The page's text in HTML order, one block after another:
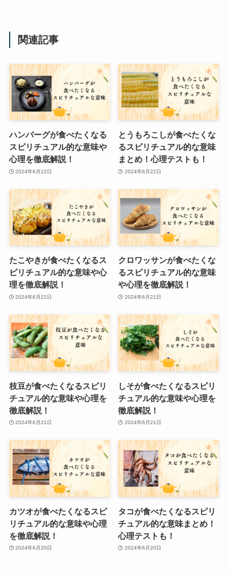
関連記事
ハンバーグが食べたくなる
スピリチュアル的な意味や
心理を徹底解説！
2024年6月22日
とうもろこしが食べたくな
るスピリチュアル的な意味
まとめ！心理テストも！
2024年6月22日
たこやきが食べたくなるス
ピリチュアル的な意味や心
理を徹底解説！
2024年6月22日
クロワッサンが食べたくな
るスピリチュアル的な意味
や心理を徹底解説！
2024年6月21日
枝豆が食べたくなるスピリ
チュアル的な意味や心理を
徹底解説！
2024年6月21日
しそが食べたくなるスピリ
チュアル的な意味や心理を
徹底解説！
2024年6月21日
カツオが食べたくなるスピ
リチュアル的な意味や心理
を徹底解説！
2024年6月20日
タコが食べたくなるスピリ
チュアル的な意味まとめ！
心理テストも！
2024年6月20日